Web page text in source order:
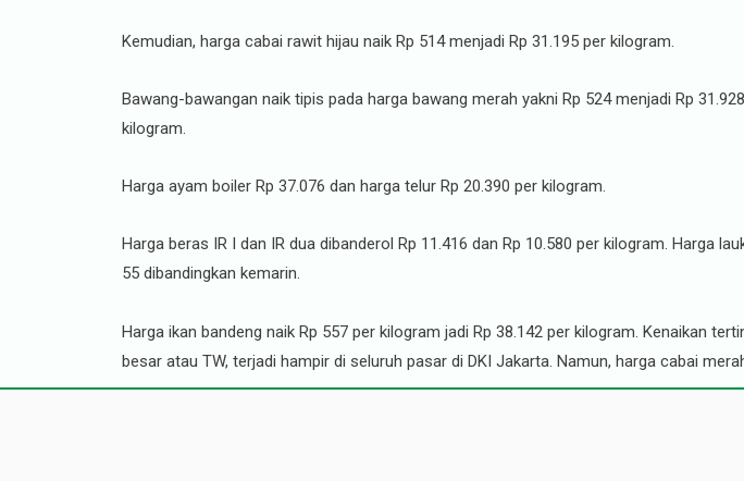
Kemudian, harga cabai rawit hijau naik Rp 514 menjadi Rp 31.195 per kilogram.
Bawang-bawangan naik tipis pada harga bawang merah yakni Rp 524 menjadi Rp
kilogram.
Harga ayam boiler Rp 37.076 dan harga telur Rp 20.390 per kilogram.
Harga beras IR I dan IR dua dibanderol Rp 11.416 dan Rp 10.580 per kilogram. Harga
55 dibandingkan kemarin.
Harga ikan bandeng naik Rp 557 per kilogram jadi Rp 38.142 per kilogram. Kenaikan
besar atau TW, terjadi hampir di seluruh pasar di DKI Jakarta. Namun, harga cabai